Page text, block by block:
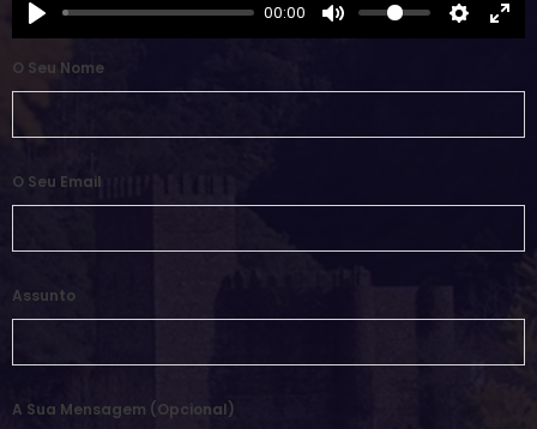
00:00
O Seu Nome
O Seu Email
Assunto
A Sua Mensagem (opcional)